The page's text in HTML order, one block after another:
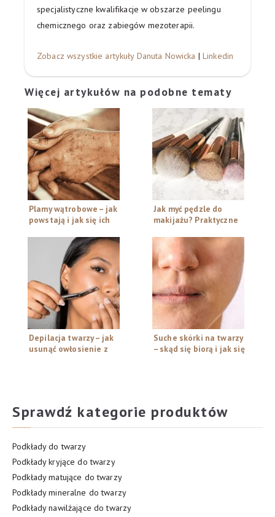
specjalistyczne kwalifikacje w obszarze peelingu
chemicznego oraz zabiegów mezoterapii.
Zobacz wszystkie artykuły Danuta Nowicka |Linkedin
Więcej artykułów na podobne tematy
Plamy wątrobowe – jak
powstają i jak się ich
Jak myć pędzle do
makijażu? Praktyczne
Depilacja twarzy – jak
usunąć owłosienie z
Suche skórki na twarzy
– skąd się biorą i jak się
Sprawdź kategorie produktów
Podkłady do twarzy
Podkłady kryjące do twarzy
Podkłady matujące do twarzy
Podkłady mineralne do twarzy
Podkłady nawilżające do twarzy